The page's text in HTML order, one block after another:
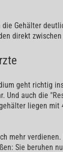
Gehälter
direkt
geht richtig
Und auch die
liegen
mehr
Sie beruhen